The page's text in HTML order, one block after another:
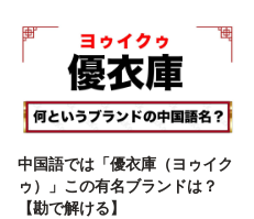
中国語では「優衣庫（ヨゥイク
ゥ）」この有名ブランドは？
【勘で解ける】